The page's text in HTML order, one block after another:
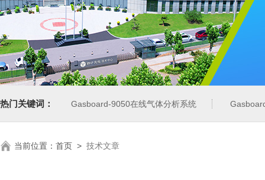
热门关键词： Gasboard-9050在线气体分析系统
当前位置： 首页 > 技术文章